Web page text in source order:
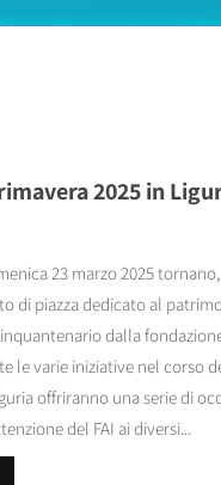
2025 in
23 marzo 2025
di piazza dedicato al
dalla
le varie iniziative nel corso
offriranno una serie di
del FAI ai diversi...